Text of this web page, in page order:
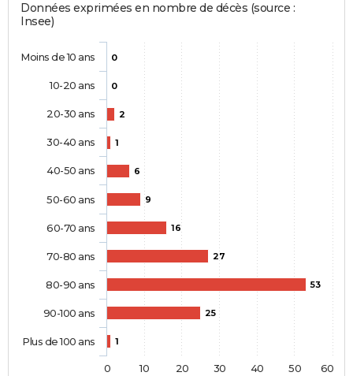
Données exprimées en nombre de décès (source :
Insee)
0
0
2
1
6
9
16
27
53
25
1
Moins de 10 ans
10-20 ans
20-30 ans
30-40 ans
40-50 ans
50-60 ans
60-70 ans
70-80 ans
80-90 ans
90-100 ans
Plus de 100 ans
0 10 20 30 40 50 60